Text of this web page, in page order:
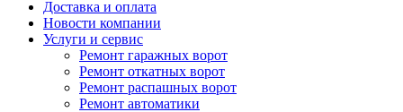
Доставка и оплата
Новости компании
Услуги и сервис
Ремонт гаражных ворот
Ремонт откатных ворот
Ремонт распашных ворот
Ремонт автоматики